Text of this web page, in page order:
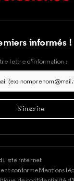
informés !
lettre d’information :
site internet
conformeMentions